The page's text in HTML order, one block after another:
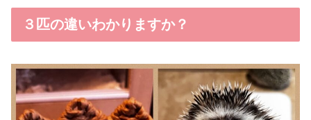
３匹の違いわかりますか？